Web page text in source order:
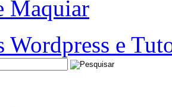
Maquiar
Wordpress e